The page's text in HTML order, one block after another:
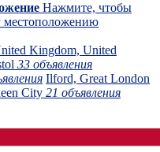
Нажмите, чтобы
местоположению
Kingdom, United
33 объявления
Ilford, Great London
City 21 объявления